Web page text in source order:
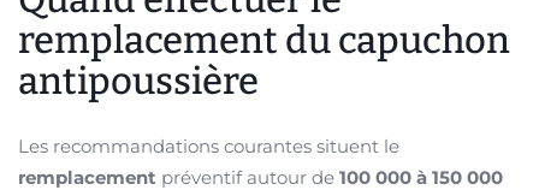
remplacement du capuchon
antipoussière
Les recommandations courantes situent le
remplacement préventif autour de 100 000 à 150 000